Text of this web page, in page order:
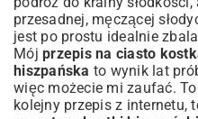
Najczęściej Zadawane
dotyczące Kostki
Przechowywanie i
Hiszpańskiej
Podsumowanie: Dlaczego
Hiszpańska to deser
przesadnej, męczącej
jest po prostu idealnie
Mój przepis na ciasto
hiszpańska to wynik lat
więc możecie mi zaufać.
kolejny przepis z internetu,